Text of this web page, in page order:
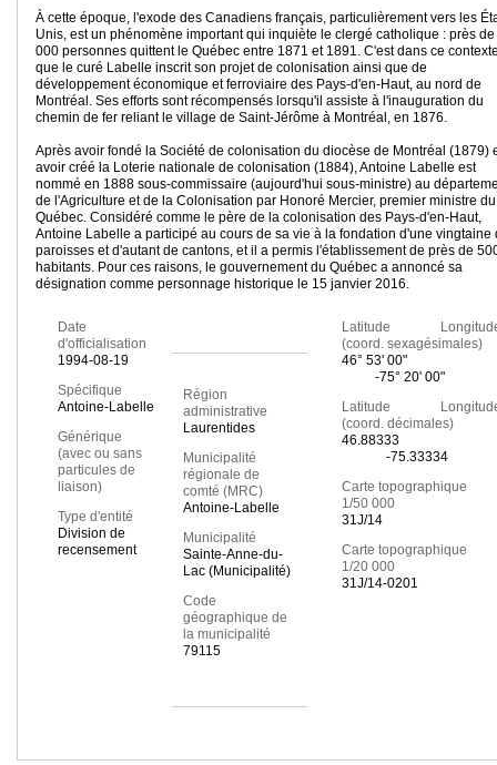
À cette époque, l'exode des Canadiens français, particulièrement vers les
Unis, est un phénomène important qui inquiète le clergé catholique : près
000 personnes quittent le Québec entre 1871 et 1891. C'est dans ce
que le curé Labelle inscrit son projet de colonisation ainsi que de
développement économique et ferroviaire des Pays-d'en-Haut, au nord de
Montréal. Ses efforts sont récompensés lorsqu'il assiste à l'inauguration du
chemin de fer reliant le village de Saint-Jérôme à Montréal, en 1876.
Après avoir fondé la Société de colonisation du diocèse de Montréal (1879)
avoir créé la Loterie nationale de colonisation (1884), Antoine Labelle est
nommé en 1888 sous-commissaire (aujourd'hui sous-ministre) au
de l'Agriculture et de la Colonisation par Honoré Mercier, premier ministre du
Québec. Considéré comme le père de la colonisation des Pays-d'en-Haut,
Antoine Labelle a participé au cours de sa vie à la fondation d'une vingtaine
paroisses et d'autant de cantons, et il a permis l'établissement de près de
habitants. Pour ces raisons, le gouvernement du Québec a annoncé sa
désignation comme personnage historique le 15 janvier 2016.
Date
d'officialisation
1994-08-19
Spécifique
Antoine-Labelle
Générique
(avec ou sans
particules de
liaison)
Type d'entité
Division de
recensement
Région
administrative
Laurentides
Municipalité
régionale de
comté (MRC)
Antoine-Labelle
Municipalité
Sainte-Anne-du-
Lac (Municipalité)
Code
géographique de
la municipalité
79115
Latitude
(coord. sexagésimales)
46° 53' 00"
-75° 20' 00"
Latitude
(coord. décimales)
46.88333
-75.33334
Carte topographique
1/50 000
31J/14
Carte topographique
1/20 000
31J/14-0201